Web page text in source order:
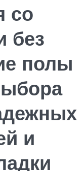
со
без
полы
и